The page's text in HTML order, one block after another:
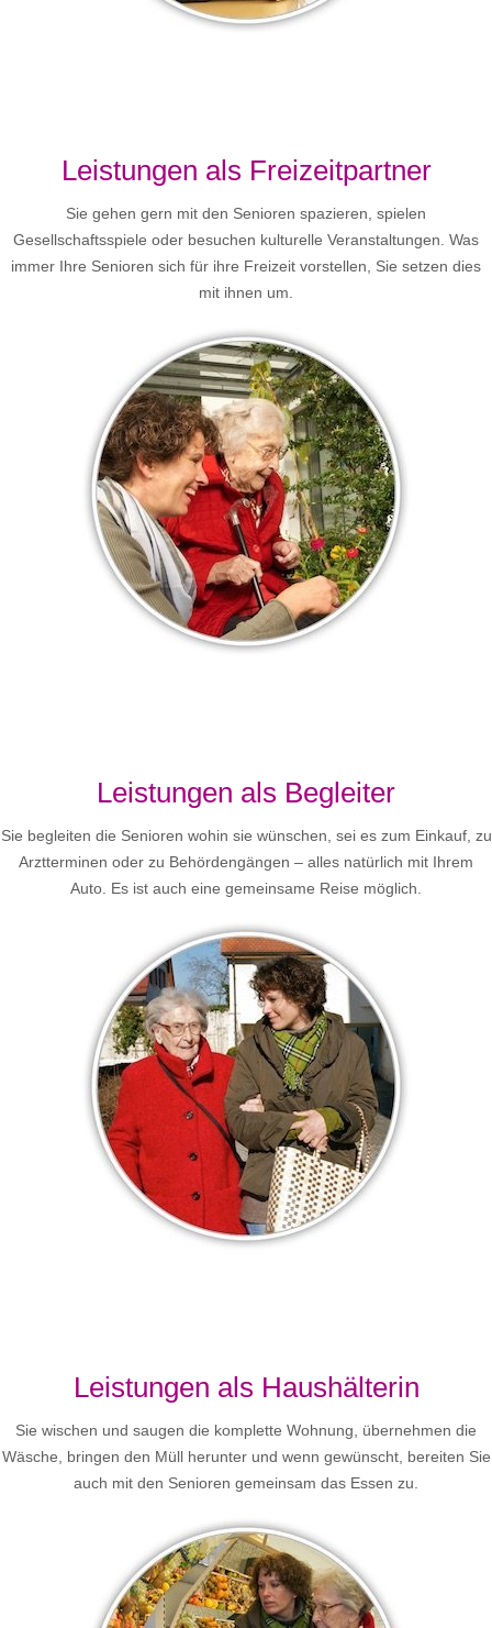
Leistungen als Freizeitpartner
Sie gehen gern mit den Senioren spazieren, spielen
Gesellschaftsspiele oder besuchen kulturelle Veranstaltungen. Was
immer Ihre Senioren sich für ihre Freizeit vorstellen, Sie setzen dies
mit ihnen um.
Leistungen als Begleiter
Sie begleiten die Senioren wohin sie wünschen, sei es zum Einkauf, zu
Arztterminen oder zu Behördengängen – alles natürlich mit Ihrem
Auto. Es ist auch eine gemeinsame Reise möglich.
Leistungen als Haushälterin
Sie wischen und saugen die komplette Wohnung, übernehmen die
Wäsche, bringen den Müll herunter und wenn gewünscht, bereiten Sie
auch mit den Senioren gemeinsam das Essen zu.